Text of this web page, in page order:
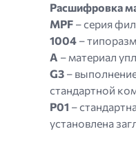
Расшифровка
MPF – серия
1004 –
A – материал
G3 –
стандартной
P01 –
установлена